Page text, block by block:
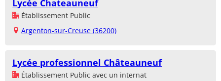
Lycée Chateauneuf
Établissement Public
Argenton-sur-Creuse (36200)
Lycée professionnel Châteauneuf
Établissement Public avec un internat